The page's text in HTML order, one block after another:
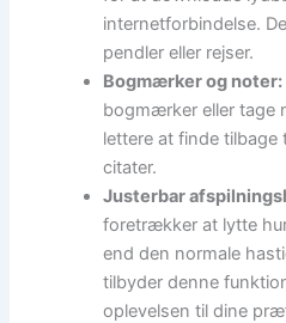
internetforbindelse.
pendler eller rejser.
Bogmærker og noter:
bogmærker eller tage
lettere at finde tilbage
citater.
Justerbar
foretrækker at lytte
end den normale
tilbyder denne
oplevelsen til dine